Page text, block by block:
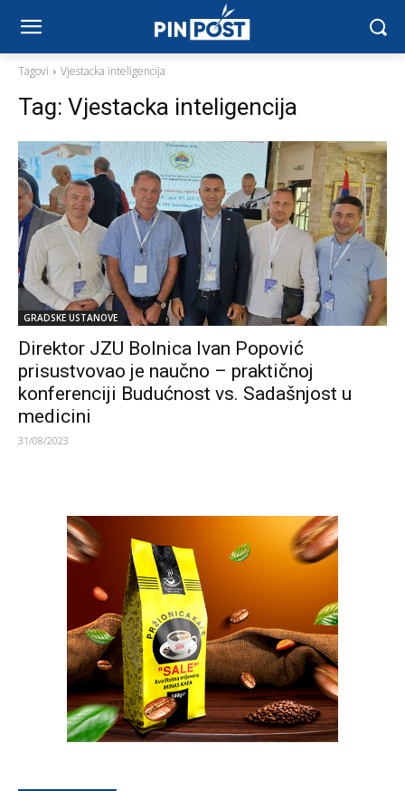
Tagovi Vjestacka inteligencija
Tag: Vjestacka inteligencija
GRADSKE USTANOVE
Direktor JZU Bolnica Ivan Popović
prisustvovao je naučno – praktičnoj
konferenciji Budućnost vs. Sadašnjost u
medicini
31/08/2023